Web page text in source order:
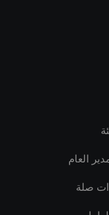
العام
صلة